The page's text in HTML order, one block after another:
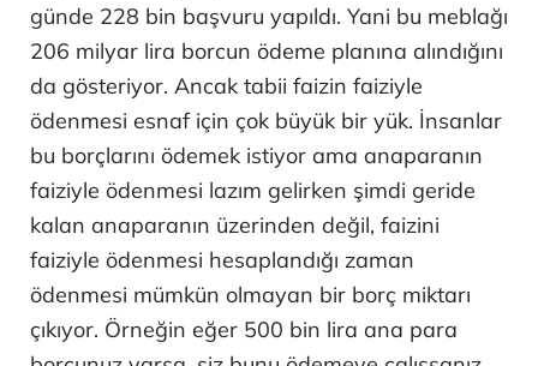
günde 228 bin başvuru yapıldı. Yani bu meblağı
206 milyar lira borcun ödeme planına alındığını
da gösteriyor. Ancak tabii faizin faiziyle
ödenmesi esnaf için çok büyük bir yük. İnsanlar
bu borçlarını ödemek istiyor ama anaparanın
faiziyle ödenmesi lazım gelirken şimdi geride
kalan anaparanın üzerinden değil, faizini
faiziyle ödenmesi hesaplandığı zaman
ödenmesi mümkün olmayan bir borç miktarı
çıkıyor. Örneğin eğer 500 bin lira ana para